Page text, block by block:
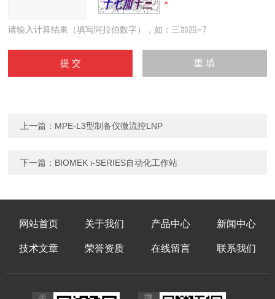
请输入计算结果（填写阿拉伯数字），如：三加四=7
上一篇： MPE-L3型制备仪微流控LNP
下一篇： BIOMEK i-SERIES自动化工作站
网站首页 关于我们 产品中心 新闻中心
技术文章 荣誉资质 在线留言 联系我们